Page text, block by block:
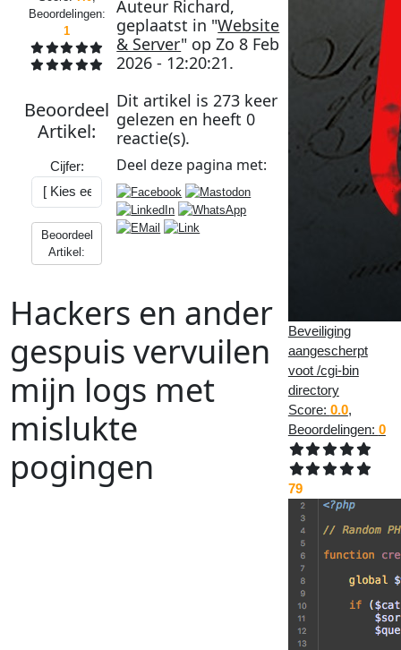
Beoordelingen:
1
Beoordeel
Artikel:
Cijfer:
Beoordeel
Artikel:
Auteur Richard,
geplaatst in "Website
& Server" opZo 8 Feb
2026 - 12:20:21.
Dit artikel is 273 keer
gelezen en heeft0
reactie(s).
Deel deze pagina met:
Hackers en ander
gespuis vervuilen
mijn logs met
mislukte
pogingen
Volgend
Artikel
betekenis
auto-
Beveiliging
aangescherpt
voot /cgi-bin
directory
Score: 0.0,
Beoordelingen: 0
79